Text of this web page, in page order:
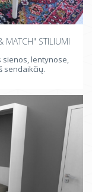
MATCH" STILIUMI
sienos, lentynose,
sendaikčių.